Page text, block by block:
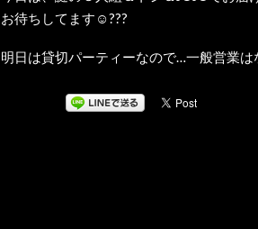
お待ちしてます☺???
明日は貸切パーティーなので…一般営業